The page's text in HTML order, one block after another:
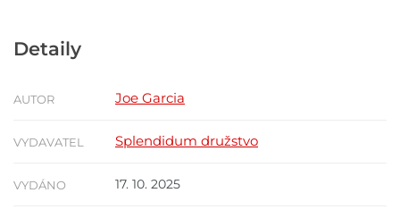
Detaily
AUTOR Joe Garcia
VYDAVATEL Splendidum družstvo
VYDÁNO 17. 10. 2025